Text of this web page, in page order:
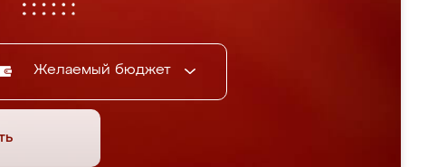
Желаемый бюджет